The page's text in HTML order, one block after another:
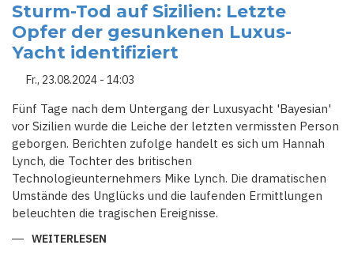
Sturm-Tod auf Sizilien: Letzte
Opfer der gesunkenen Luxus-
Yacht identifiziert
Fr., 23.08.2024 - 14:03
Fünf Tage nach dem Untergang der Luxusyacht 'Bayesian'
vor Sizilien wurde die Leiche der letzten vermissten Person
geborgen. Berichten zufolge handelt es sich um Hannah
Lynch, die Tochter des britischen
Technologieunternehmers Mike Lynch. Die dramatischen
Umstände des Unglücks und die laufenden Ermittlungen
beleuchten die tragischen Ereignisse.
WEITERLESEN